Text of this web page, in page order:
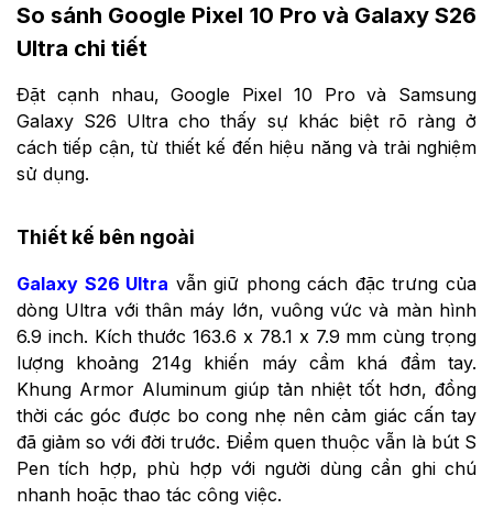
So sánh Google Pixel 10 Pro và Galaxy S26
Ultra chi tiết
Đặt cạnh nhau, Google Pixel 10 Pro và Samsung
Galaxy S26 Ultra cho thấy sự khác biệt rõ ràng ở
cách tiếp cận, từ thiết kế đến hiệu năng và trải nghiệm
sử dụng.
Thiết kế bên ngoài
Galaxy S26 Ultra vẫn giữ phong cách đặc trưng của
dòng Ultra với thân máy lớn, vuông vức và màn hình
6.9 inch. Kích thước 163.6 x 78.1 x 7.9 mm cùng trọng
lượng khoảng 214g khiến máy cầm khá đầm tay.
Khung Armor Aluminum giúp tản nhiệt tốt hơn, đồng
thời các góc được bo cong nhẹ nên cảm giác cấn tay
đã giảm so với đời trước. Điểm quen thuộc vẫn là bút S
Pen tích hợp, phù hợp với người dùng cần ghi chú
nhanh hoặc thao tác công việc.